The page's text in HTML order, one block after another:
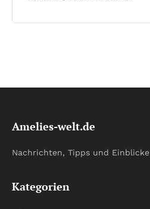
Amelies-welt.de
Nachrichten, Tipps und Einblicke
Kategorien